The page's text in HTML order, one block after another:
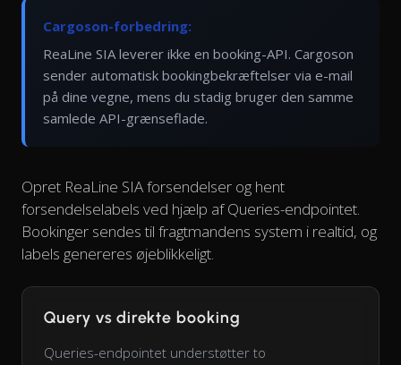
Cargoson-forbedring:
ReaLine SIA leverer ikke en booking-API. Cargoson
sender automatisk bookingbekræftelser via e-mail
på dine vegne, mens du stadig bruger den samme
samlede API-grænseflade.
Opret ReaLine SIA forsendelser og hent
forsendelselabels ved hjælp af Queries-endpointet.
Bookinger sendes til fragtmandens system i realtid, og
labels genereres øjeblikkeligt.
Query vs direkte booking
Queries-endpointet understøtter to